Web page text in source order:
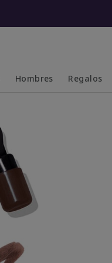
Hombres Regalos